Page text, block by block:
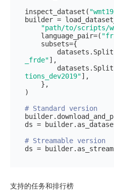
inspect_dataset(
builder =
"path/to/scripts/
    language_pair=(
_frde"],
tions_dev2019"],
)
# Standard version
ds =
# Streamable version
支持的任务和排行榜